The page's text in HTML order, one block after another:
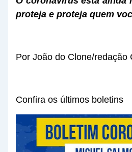
proteja e proteja quem
Por João do Clone/redação
Confira os últimos boletins